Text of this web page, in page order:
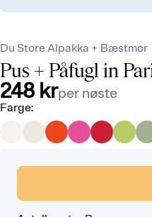
Du Store Alpakka + Bæstmor
Pus + Påfugl in
248 krper nøste
Farge: